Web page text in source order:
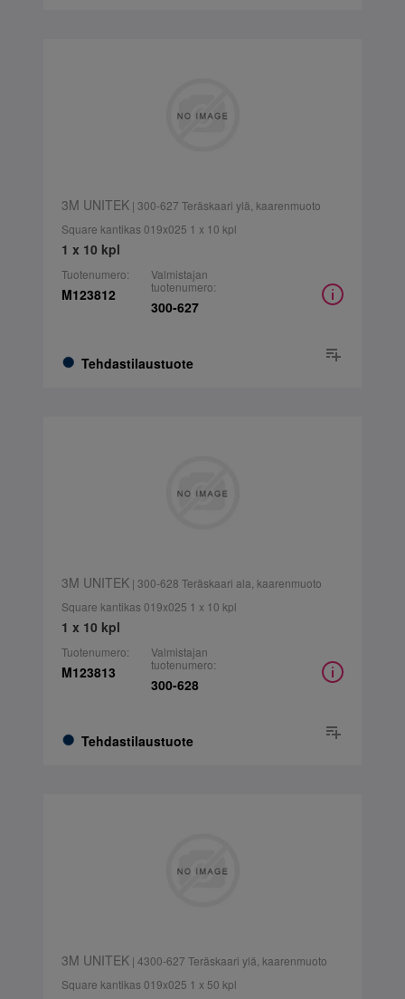
3M UNITEK| 300-627 Teräskaari ylä, kaarenmuoto
Square kantikas 019x025 1 x 10 kpl
1 x 10 kpl
Tuotenumero:
M123812
Tehdastilaustuote
Valmistajan
tuotenumero:
300-627
3M UNITEK| 300-628 Teräskaari ala, kaarenmuoto
Square kantikas 019x025 1 x 10 kpl
1 x 10 kpl
Tuotenumero:
M123813
Tehdastilaustuote
Valmistajan
tuotenumero:
300-628
3M UNITEK| 4300-627 Teräskaari ylä, kaarenmuoto
Square kantikas 019x025 1 x 50 kpl